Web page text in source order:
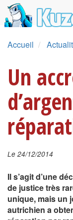
Accueil
Un
Le 24/12/2014
Il s’agit d’une
de justice très
unique, mais un
autrichien a